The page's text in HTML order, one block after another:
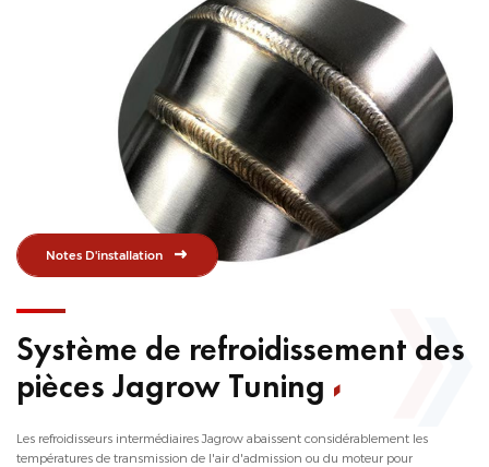
Notes D'installation
Système de refroidissement des
pièces Jagrow Tuning
Les refroidisseurs intermédiaires Jagrow abaissent considérablement les
températures de transmission de l'air d'admission ou du moteur pour